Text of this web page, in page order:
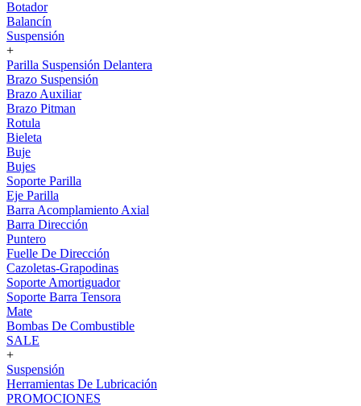
Botador
Balancín
Suspensión
+
Parilla Suspensión Delantera
Brazo Suspensión
Brazo Auxiliar
Brazo Pitman
Rotula
Bieleta
Buje
Bujes
Soporte Parilla
Eje Parilla
Barra Acomplamiento Axial
Barra Dirección
Puntero
Fuelle De Dirección
Cazoletas-Grapodinas
Soporte Amortiguador
Soporte Barra Tensora
Mate
Bombas De Combustible
SALE
+
Suspensión
Herramientas De Lubricación
PROMOCIONES